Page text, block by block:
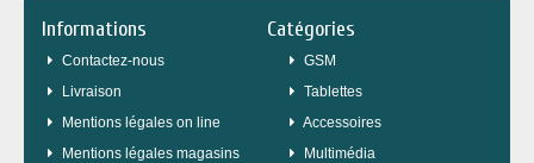
Informations
Contactez-nous
Livraison
Mentions légales on line
Mentions légales magasins
Catégories
GSM
Tablettes
Accessoires
Multimédia